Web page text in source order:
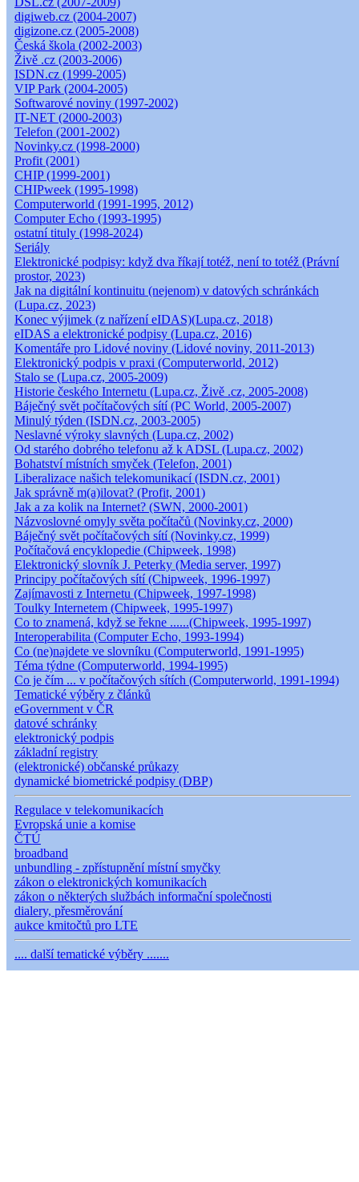
digiweb.cz (2004-2007)
digizone.cz (2005-2008)
Česká škola (2002-2003)
Živě .cz (2003-2006)
ISDN.cz (1999-2005)
VIP Park (2004-2005)
Softwarové noviny (1997-2002)
IT-NET (2000-2003)
Telefon (2001-2002)
Novinky.cz (1998-2000)
Profit (2001)
CHIP (1999-2001)
CHIPweek (1995-1998)
Computerworld (1991-1995, 2012)
Computer Echo (1993-1995)
ostatní tituly (1998-2024)
Seriály
Elektronické podpisy: když dva říkají totéž, není to totéž (Právní
prostor, 2023)
Jak na digitální kontinuitu (nejenom) v datových schránkách
(Lupa.cz, 2023)
Konec výjimek (z nařízení eIDAS)(Lupa.cz, 2018)
eIDAS a elektronické podpisy (Lupa.cz, 2016)
Komentáře pro Lidové noviny (Lidové noviny, 2011-2013)
Elektronický podpis v praxi (Computerworld, 2012)
Stalo se (Lupa.cz, 2005-2009)
Historie českého Internetu (Lupa.cz, Živě .cz, 2005-2008)
Báječný svět počítačových sítí (PC World, 2005-2007)
Minulý týden (ISDN.cz, 2003-2005)
Neslavné výroky slavných (Lupa.cz, 2002)
Od starého dobrého telefonu až k ADSL (Lupa.cz, 2002)
Bohatství místních smyček (Telefon, 2001)
Liberalizace našich telekomunikací (ISDN.cz, 2001)
Jak správně m(a)ilovat? (Profit, 2001)
Jak a za kolik na Internet? (SWN, 2000-2001)
Názvoslovné omyly světa počítačů (Novinky.cz, 2000)
Báječný svět počítačových sítí (Novinky.cz, 1999)
Počítačová encyklopedie (Chipweek, 1998)
Elektronický slovník J. Peterky (Media server, 1997)
Principy počítačových sítí (Chipweek, 1996-1997)
Zajímavosti z Internetu (Chipweek, 1997-1998)
Toulky Internetem (Chipweek, 1995-1997)
Co to znamená, když se řekne ......(Chipweek, 1995-1997)
Interoperabilita (Computer Echo, 1993-1994)
Co (ne)najdete ve slovníku (Computerworld, 1991-1995)
Téma týdne (Computerworld, 1994-1995)
Co je čím ... v počítačových sítích (Computerworld, 1991-1994)
Tematické výběry z článků
eGovernment v ČR
datové schránky
elektronický podpis
základní registry
(elektronické) občanské průkazy
dynamické biometrické podpisy (DBP)
Regulace v telekomunikacích
Evropská unie a komise
ČTÚ
broadband
unbundling - zpřístupnění místní smyčky
zákon o elektronických komunikacích
zákon o některých službách informační společnosti
dialery, přesměrování
aukce kmitočtů pro LTE
.... další tematické výběry .......